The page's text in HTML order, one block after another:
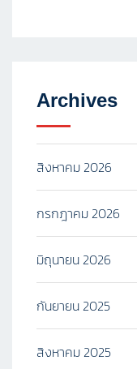
Archives
สิงหาคม 2026
กรกฎาคม 2026
มิถุนายน 2026
กันยายน 2025
สิงหาคม 2025